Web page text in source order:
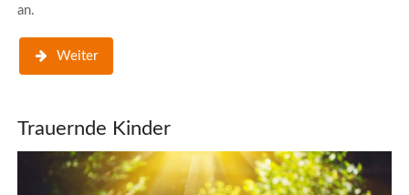
an.
Weiter
Trauernde Kinder